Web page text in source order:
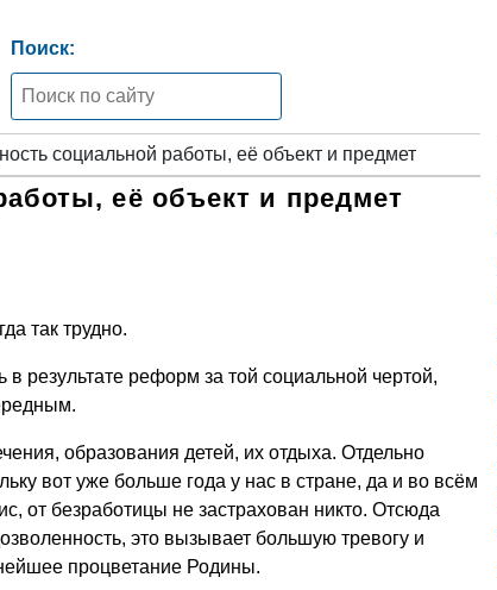
Поиск:
социальной работы, её объект и предмет
её объект и предмет
так трудно.
результате реформ за той социальной чертой,
образования детей, их отдыха. Отдельно
вот уже больше года у нас в стране, да и во всём
от безработицы не застрахован никто. Отсюда
это вызывает большую тревогу и
процветание Родины.